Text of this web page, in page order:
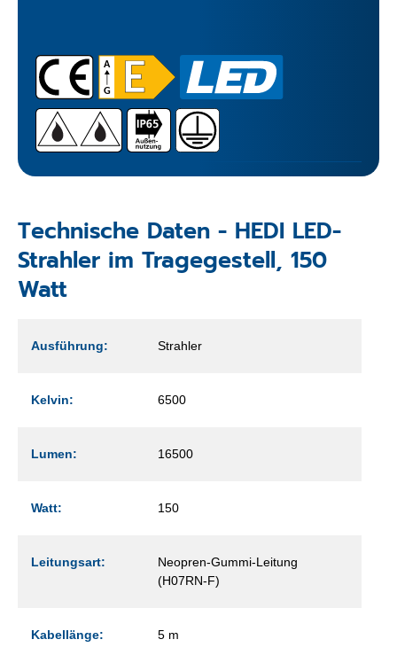
Technische Daten - HEDI LED-
Strahler im Tragegestell, 150
Watt
Ausführung: Strahler
Kelvin: 6500
Lumen: 16500
Watt: 150
Leitungsart:
Neopren-Gummi-Leitung
(H07RN-F)
Kabellänge: 5 m